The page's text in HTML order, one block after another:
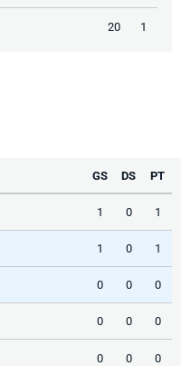
20 1
GS DS PT
1 0 1
1 0 1
0 0 0
0 0 0
0 0 0